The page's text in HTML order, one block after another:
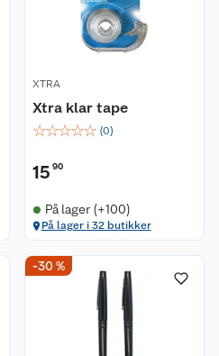
XTRA
Xtra klar tape
☆☆☆☆☆ (0)
15 90
På lager (+100)
På lager i 32 butikker
-30 %